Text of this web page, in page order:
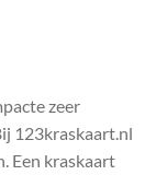
zeer
123kraskaart.nl
Een kraskaart